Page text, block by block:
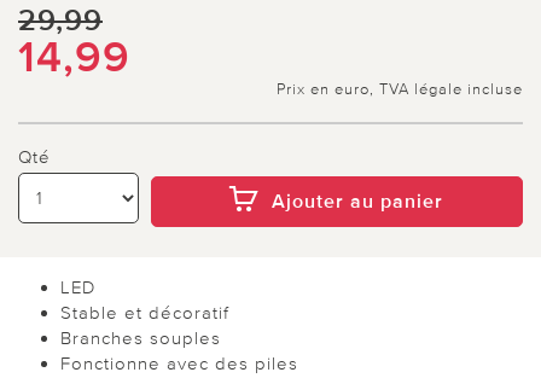
29,99
14,99
Prix en euro, TVA légale incluse
Qté
Ajouter au panier
LED
Stable et décoratif
Branches souples
Fonctionne avec des piles